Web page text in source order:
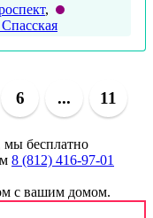
,
Спасская
6 ... 11
мы бесплатно
8 (812) 416-97-01
с вашим домом.